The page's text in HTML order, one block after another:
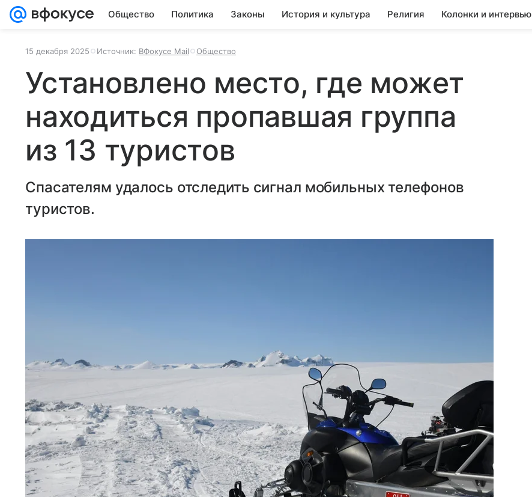
Общество Политика Законы История и культура Религия Колонки и интервью
15 декабря 2025 Источник: ВФокусе Mail Общество
Установлено место, где может
находиться пропавшая группа
из 13 туристов
Спасателям удалось отследить сигнал мобильных телефонов
туристов.